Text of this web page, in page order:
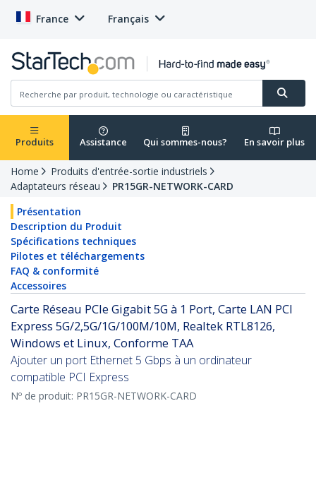
France Français
Produits Assistance Qui sommes-nous? En savoir plus
Home
Produits d'entrée-sortie industriels
Adaptateurs réseau
PR15GR-NETWORK-CARD
Présentation
Description du Produit
Spécifications techniques
Pilotes et téléchargements
FAQ & conformité
Accessoires
Carte Réseau PCIe Gigabit 5G à 1 Port, Carte LAN PCI
Express 5G/2,5G/1G/100M/10M, Realtek RTL8126,
Windows et Linux, Conforme TAA
Ajouter un port Ethernet 5 Gbps à un ordinateur
compatible PCI Express
Nº de produit: PR15GR-NETWORK-CARD